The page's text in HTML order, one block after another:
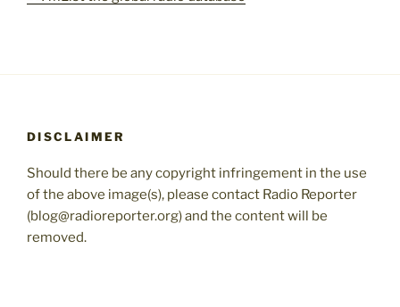
DISCLAIMER
Should there be any copyright infringement in the use
of the above image(s), please contact Radio Reporter
(blog@radioreporter.org) and the content will be
removed.